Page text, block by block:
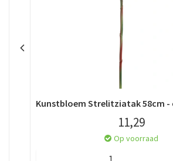
Kunstbloem Strelitziatak 58cm -
11,29
Op voorraad